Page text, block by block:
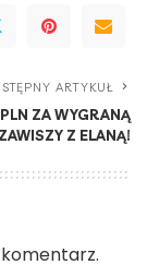
ARTYKUŁ
ZA WYGRANĄ
ZAWISZY Z ELANĄ!